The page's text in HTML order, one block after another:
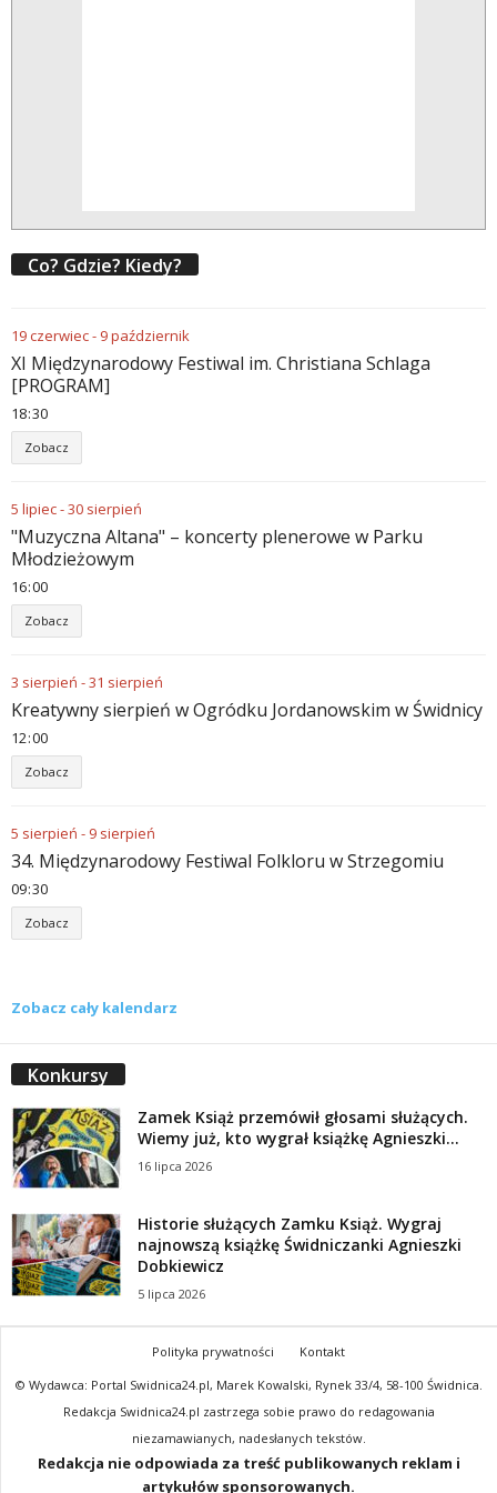
Co? Gdzie? Kiedy?
19czerwiec- 9październik
XI Międzynarodowy Festiwal im. Christiana Schlaga
[PROGRAM]
18 30
Zobacz
5 lipiec-30 sierpień
"Muzyczna Altana" – koncerty plenerowe w Parku
Młodzieżowym
16 00
Zobacz
3 sierpień -31 sierpień
Kreatywny sierpień w Ogródku Jordanowskim w Świdnicy
12 00
Zobacz
5 sierpień - 9 sierpień
34. Międzynarodowy Festiwal Folkloru w Strzegomiu
09 30
Zobacz
Zobacz cały kalendarz
Konkursy
Zamek Książ przemówił głosami służących.
Wiemy już, kto wygrał książkę Agnieszki...
16 lipca 2026
Historie służących Zamku Książ. Wygraj
najnowszą książkę Świdniczanki Agnieszki
Dobkiewicz
5 lipca 2026
Polityka prywatności
Kontakt
© Wydawca: Portal Swidnica24.pl, Marek Kowalski, Rynek 33/4, 58-100 Świdnica.
Redakcja Swidnica24.pl zastrzega sobie prawo do redagowania
niezamawianych, nadesłanych tekstów.
Redakcja nie odpowiada za treść publikowanych reklam i
artykułów sponsorowanych.